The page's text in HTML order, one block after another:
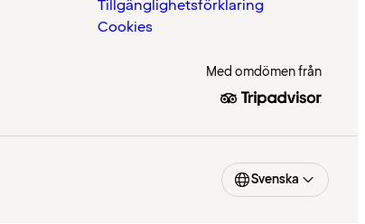
Tillgänglighetsförklaring
Cookies
Med omdömen från
Svenska